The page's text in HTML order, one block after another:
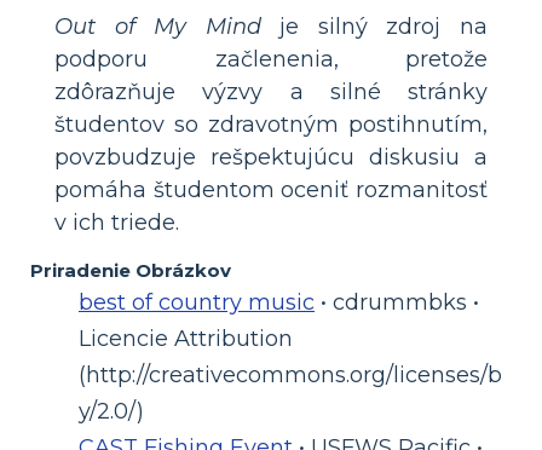
Out of My Mindje silný zdroj na
podporu začlenenia, pretože
zdôrazňuje výzvy a silné stránky
študentov so zdravotným postihnutím,
povzbudzuje rešpektujúcu diskusiu a
pomáha študentom oceniť rozmanitosť
v ich triede.
Priradenie Obrázkov
best of country music • cdrummbks •
Licencie Attribution
(http://creativecommons.org/licenses/b
y/2.0/)